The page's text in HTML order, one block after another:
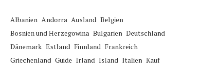
Albanien Andorra Ausland Belgien
Bosnien und Herzegowina Bulgarien Deutschland
Dänemark Estland Finnland Frankreich
Griechenland Guide Irland Island Italien Kauf